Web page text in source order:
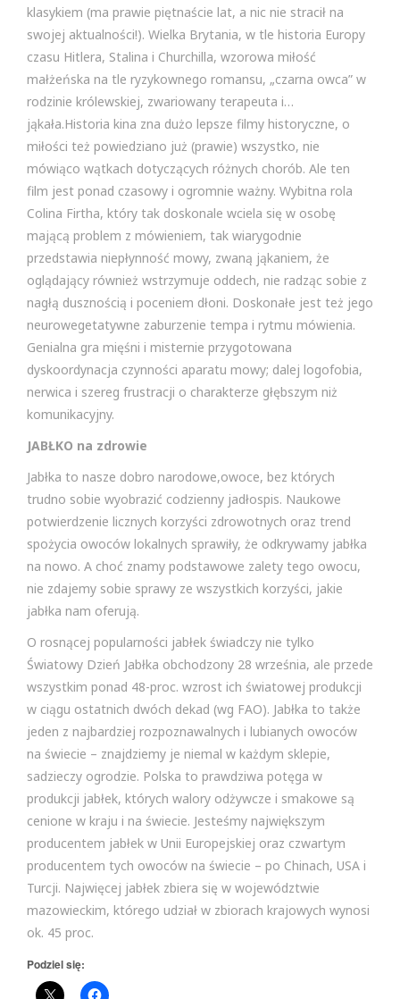
klasykiem (ma prawie piętnaście lat, a nic nie stracił na
swojej aktualności!). Wielka Brytania, w tle historia Europy
czasu Hitlera, Stalina i Churchilla, wzorowa miłość
małżeńska na tle ryzykownego romansu, „czarna owca” w
rodzinie królewskiej, zwariowany terapeuta i…
jąkała.Historia kina zna dużo lepsze filmy historyczne, o
miłości też powiedziano już (prawie) wszystko, nie
mówiąco wątkach dotyczących różnych chorób. Ale ten
film jest ponad czasowy i ogromnie ważny. Wybitna rola
Colina Firtha, który tak doskonale wciela się w osobę
mającą problem z mówieniem, tak wiarygodnie
przedstawia niepłynność mowy, zwaną jąkaniem, że
oglądający również wstrzymuje oddech, nie radząc sobie z
nagłą dusznością i poceniem dłoni. Doskonałe jest też jego
neurowegetatywne zaburzenie tempa i rytmu mówienia.
Genialna gra mięśni i misternie przygotowana
dyskoordynacja czynności aparatu mowy; dalej logofobia,
nerwica i szereg frustracji o charakterze głębszym niż
komunikacyjny.
JABŁKO na zdrowie
Jabłka to nasze dobro narodowe,owoce, bez których
trudno sobie wyobrazić codzienny jadłospis. Naukowe
potwierdzenie licznych korzyści zdrowotnych oraz trend
spożycia owoców lokalnych sprawiły, że odkrywamy jabłka
na nowo. A choć znamy podstawowe zalety tego owocu,
nie zdajemy sobie sprawy ze wszystkich korzyści, jakie
jabłka nam oferują.
O rosnącej popularności jabłek świadczy nie tylko
Światowy Dzień Jabłka obchodzony 28 września, ale przede
wszystkim ponad 48-proc. wzrost ich światowej produkcji
w ciągu ostatnich dwóch dekad (wg FAO). Jabłka to także
jeden z najbardziej rozpoznawalnych i lubianych owoców
na świecie – znajdziemy je niemal w każdym sklepie,
sadzieczy ogrodzie. Polska to prawdziwa potęga w
produkcji jabłek, których walory odżywcze i smakowe są
cenione w kraju i na świecie. Jesteśmy największym
producentem jabłek w Unii Europejskiej oraz czwartym
producentem tych owoców na świecie – po Chinach, USA i
Turcji. Najwięcej jabłek zbiera się w województwie
mazowieckim, którego udział w zbiorach krajowych wynosi
ok. 45 proc.
Podziel się: